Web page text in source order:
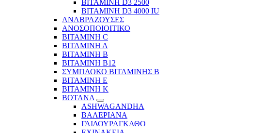
ΒΙΤΑΜΙΝΗ D3 2500
BITAMINH D3 4000 IU
ΑΝΑΒΡΑΖΟΥΣΕΣ
ΑΝΟΣΟΠΟΙΟΙΤΙΚΟ
ΒΙΤΑΜΙΝΗ C
ΒΙΤΑΜΙΝΗ Α
ΒΙΤΑΜΙΝΗ Β
ΒΙΤΑΜΙΝΗ Β12
ΣΥΜΠΛΟΚΟ ΒΙΤΑΜΙΝΗΣ Β
ΒΙΤΑΜΙΝΗ Ε
ΒΙΤΑΜΙΝΗ Κ
ΒΟΤΑΝΑ
ASHWAGANDHA
ΒΑΛΕΡΙΑΝΑ
ΓΑΙΔΟΥΡΑΓΚΑΘΟ